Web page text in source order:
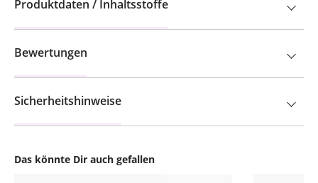
Das könnte Dir auch gefallen
Produktdaten / Inhaltsstoffe
Bewertungen
Sicherheitshinweise